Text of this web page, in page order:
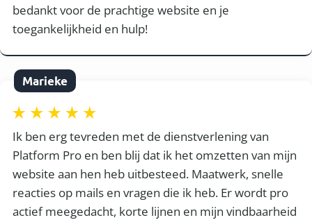
bedankt voor de prachtige website en je
toegankelijkheid en hulp!
Marieke
Ik ben erg tevreden met de dienstverlening van
Platform Pro en ben blij dat ik het omzetten van mijn
website aan hen heb uitbesteed. Maatwerk, snelle
reacties op mails en vragen die ik heb. Er wordt pro
actief meegedacht, korte lijnen en mijn vindbaarheid